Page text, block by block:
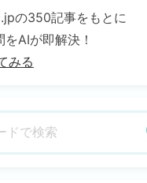
の350記事をもとに
をAIが即解決！
みる